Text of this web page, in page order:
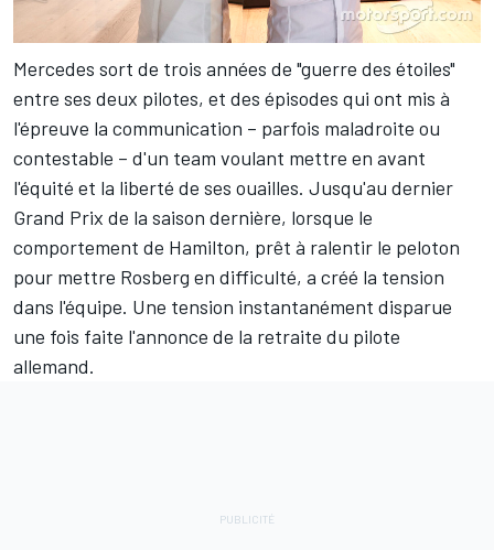
Mercedes sort de trois années de "guerre des étoiles"
entre ses deux pilotes, et des épisodes qui ont mis à
l'épreuve la communication – parfois maladroite ou
contestable – d'un team voulant mettre en avant
l'équité et la liberté de ses ouailles. Jusqu'au dernier
Grand Prix de la saison dernière, lorsque le
comportement de Hamilton, prêt à ralentir le peloton
pour mettre Rosberg en difficulté, a créé la tension
dans l'équipe. Une tension instantanément disparue
une fois faite l'annonce de la retraite du pilote
allemand.